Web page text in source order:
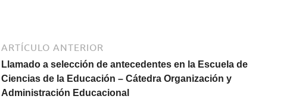
ARTÍCULO ANTERIOR
Llamado a selección de antecedentes en la Escuela de
Ciencias de la Educación – Cátedra Organización y
Administración Educacional